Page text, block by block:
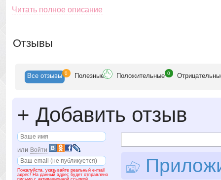
Читать полное описание
Отзывы
Все отзывы 0 Полезные Положительные 0 Отрицат
+ Добавить отзыв
или Войти
Пожалуйста, указывайте реальный e-mail
адрес! На данный адрес будет отправлено